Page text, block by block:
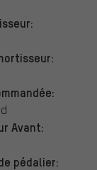
Avant:
pédalier: